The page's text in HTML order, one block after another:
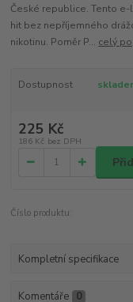
České republice. Tento
hit bez nepříjemného
nikotinu. Poměr P... celý
Dostupnost
225 Kč
186 Kč bez DPH
Číslo produktu:
Kompletní specifikace
Komentáře 0